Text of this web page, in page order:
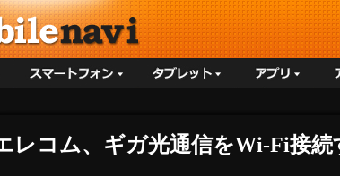
レコム、ギガ光通信をWi-Fi接